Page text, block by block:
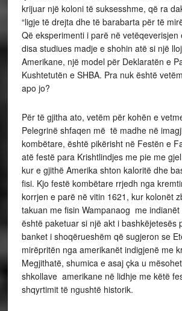
krijuar një koloni të suksesshme, që ra
“ligje të drejta dhe të barabarta për të
Që eksperimenti i parë në vetëqeverisjen
disa studiues madje e shohin atë si një
Amerikane, një model për Deklaratën e
Kushtetutën e SHBA. Pra nuk është
apo jo?
Për të gjitha ato, vetëm për kohën e
Pelegrinë shfaqen më të madhe në
kombëtare, është pikërisht në Festën e
atë festë para Krishtlindjes me pie me
kur e gjithë Amerika shton kaloritë dhe
fisi. Kjo festë kombëtare rrjedh nga
korrjen e parë në vitin 1621, kur kolonët
takuan me fisin Wampanaog me indianët
është paketuar si një akt i bashkëjetesës
banket i shoqërueshëm që sugjeron se
mirëpritën nga amerikanët indigjenë me
Megjithatë, shumica e asaj çka u
shkollave amerikane në lidhje me këtë
shqyrtimit të ngushtë historik.